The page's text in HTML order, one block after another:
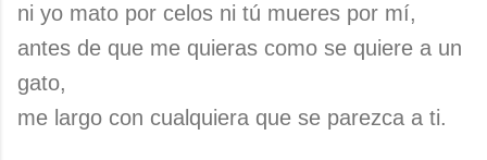
ni yo mato por celos ni tú mueres por mí,
antes de que me quieras como se quiere a un
gato,
me largo con cualquiera que se parezca a ti.